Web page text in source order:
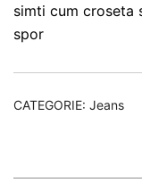
simti cum croseta
spor
CATEGORIE: Jeans